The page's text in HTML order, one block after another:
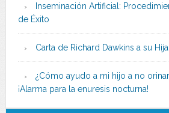
Inseminación Artificial:
de Éxito
Carta de Richard Dawkins a su
¿Cómo ayudo a mi hijo a no
¡Alarma para la enuresis nocturna!